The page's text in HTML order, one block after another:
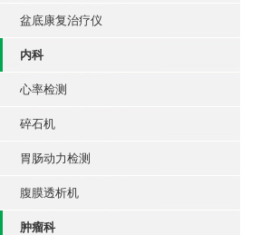
盆底康复治疗仪
内科
心率检测
碎石机
胃肠动力检测
腹膜透析机
肿瘤科